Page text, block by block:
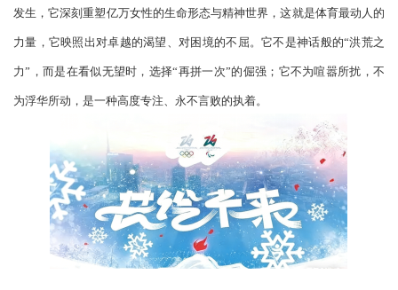
发生，它深刻重塑亿万女性的生命形态与精神世界，这就是体育最动人的
力量， 它映照出对卓越的渴望、对困境的不屈。它不是神话般的“洪荒之
力”，而是在看似无望时，选择“再拼一次”的倔强； 它不为喧嚣所扰，不
为浮华所动，是一种高度专注、 永不言败的执着。